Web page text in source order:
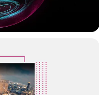
IoT
debes tener en cuenta a la
través de la red móvil? ¿Qué